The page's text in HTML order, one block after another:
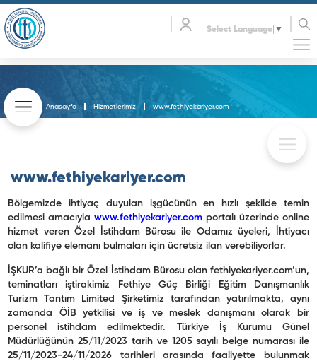
Select Language ▼
Anasayfa Hizmetlerimiz www.fethiyekariyer.com
www.fethiyekariyer.com
Bölgemizde ihtiyaç duyulan işgücünün en hızlı şekilde temin
edilmesi amacıylawww.fethiyekariyer.com portalı üzerinde online
hizmet veren Özel İstihdam Bürosu ile Odamız üyeleri, İhtiyacı
olan kalifiye elemanı bulmaları için ücretsiz ilan verebiliyorlar.
İŞKUR’a bağlı bir Özel İstihdam Bürosu olan fethiyekariyer.com’un,
teminatları iştirakimiz Fethiye Güç Birliği Eğitim Danışmanlık
Turizm Tantım Limited Şirketimiz tarafından yatırılmakta, aynı
zamanda ÖİB yetkilisi ve iş ve meslek danışmanı olarak bir
personel istihdam edilmektedir. Türkiye İş Kurumu Günel
Müdürlüğünün 25/11/2023 tarih ve 1205 sayılı belge numarası ile
25/11/2023-24/11/2026 tarihleri arasında faaliyette bulunmak